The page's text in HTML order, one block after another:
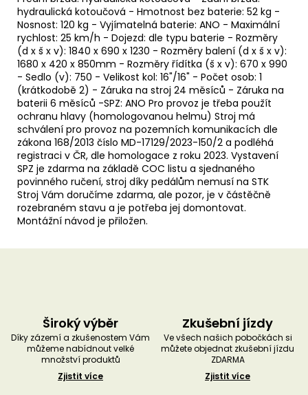
hydraulická kotoučová - Hmotnost bez baterie: 52 kg -
Nosnost: 120 kg - Vyjímatelná baterie: ANO - Maximální
rychlost: 25 km/h - Dojezd: dle typu baterie - Rozměry
(d x š x v): 1840 x 690 x 1230 - Rozměry balení (d x š x v):
1680 x 420 x 850mm - Rozměry řídítka (š x v): 670 x 990
- Sedlo (v): 750 - Velikost kol: 16"/16" - Počet osob: 1
(krátkodobě 2) - Záruka na stroj 24 měsíců - Záruka na
baterii 6 měsíců -SPZ: ANO Pro provoz je třeba použít
ochranu hlavy (homologovanou helmu) Stroj má
schválení pro provoz na pozemních komunikacích dle
zákona 168/2013 číslo MD-17129/2023-150/2 a podléhá
registraci v ČR, dle homologace z roku 2023. Vystavení
SPZ je zdarma na základě COC listu a sjednaného
povinného ručení, stroj díky pedálům nemusí na STK
Stroj Vám doručíme zdarma, ale pozor, je v částěčně
rozebraném stavu a je potřeba jej domontovat.
Montážní návod je přiložen.
Široký výběr
Díky zázemí a zkušenostem Vám
můžeme nabídnout velké
množství produktů
Zjistit více
Zkušební jízdy
Ve všech našich pobočkách si
můžete objednat zkušební jízdu
ZDARMA
Zjistit více